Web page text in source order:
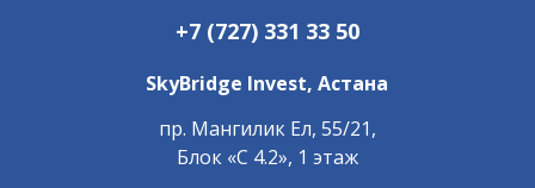
+7 (727) 331 33 50
SkyBridge Invest,Астана
пр. Мангилик Ел, 55/21,
Блок «С 4.2», 1 этаж